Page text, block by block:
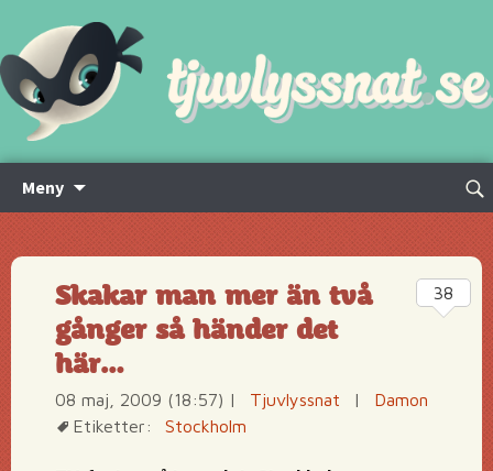
Meny
innehåll
Sök
Skakar man mer än två
gånger så händer det
här…
08 maj, 2009 (18:57) | Tjuvlyssnat |
Damon
Etiketter:
Stockholm
38